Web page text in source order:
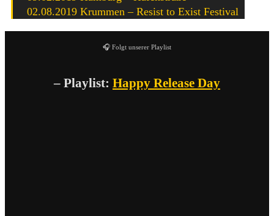
02.08.2019 Krummen – Resist to Exist Festival
🎧 Folgt unserer Playlist
– Playlist: Happy Release Day